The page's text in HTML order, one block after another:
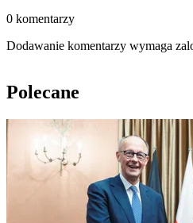
0 komentarzy
Dodawanie komentarzy wymaga
Polecane